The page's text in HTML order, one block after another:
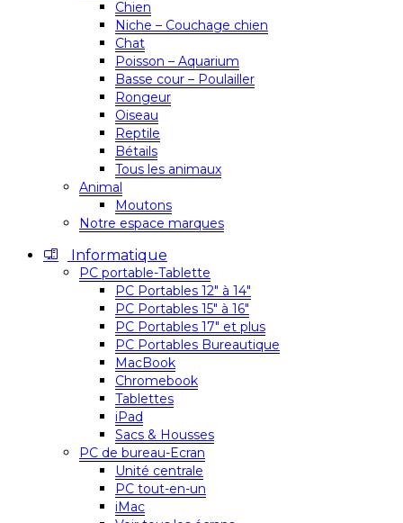
Chien
Niche – Couchage chien
Chat
Poisson – Aquarium
Basse cour – Poulailler
Rongeur
Oiseau
Reptile
Bétails
Tous les animaux
Animal
Moutons
Notre espace marques
Informatique
PC portable-Tablette
PC Portables 12″ à 14″
PC Portables 15″ à 16″
PC Portables 17″ et plus
PC Portables Bureautique
MacBook
Chromebook
Tablettes
iPad
Sacs & Housses
PC de bureau-Ecran
Unité centrale
PC tout-en-un
iMac